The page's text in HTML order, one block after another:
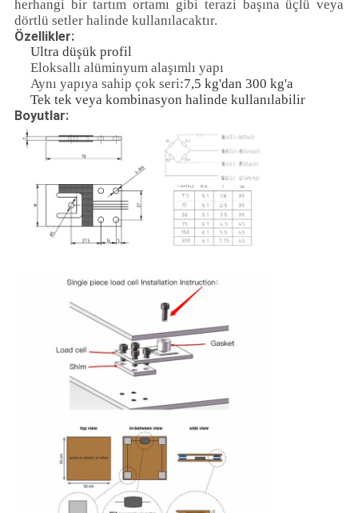
herhangi bir tartım ortamı gibi terazi başına üçlü veya
dörtlü setler halinde kullanılacaktır.
Özellikler:
Ultra düşük profil
Eloksallı alüminyum alaşımlı yapı
Aynı yapıya sahip çok seri:7,5 kg'dan 300 kg'a
Tek tek veya kombinasyon halinde kullanılabilir
Boyutlar: